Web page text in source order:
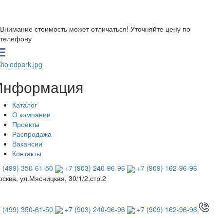
Внимание стоимость может отличаться! Уточняйте цену по
телефону
Каталог
О компании
Проекты
Распродажа
Вакансии
Контакты
(499) 350-61-50
+7 (903) 240-96-96
+7 (909) 162-96-96
ул.Мясницкая, 30/1/2,стр.2
(499) 350-61-50 +7 (903) 240-96-96 +7 (909) 162-96-96